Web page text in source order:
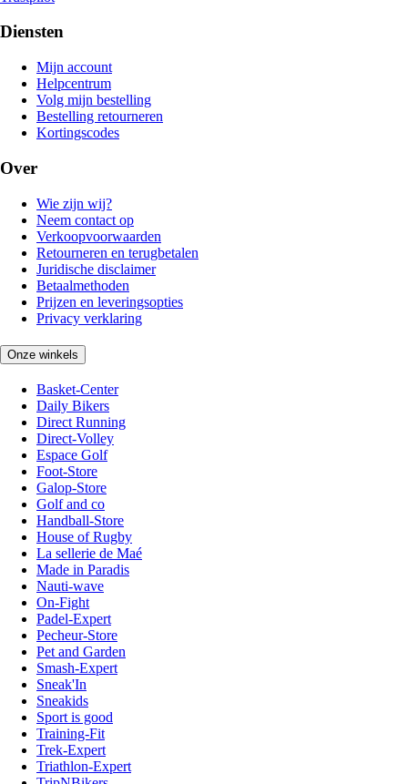
Diensten
Mijn account
Helpcentrum
Volg mijn bestelling
Bestelling retourneren
Kortingscodes
Over
Wie zijn wij?
Neem contact op
Verkoopvoorwaarden
Retourneren en terugbetalen
Juridische disclaimer
Betaalmethoden
Prijzen en leveringsopties
Privacy verklaring
Onze winkels
Basket-Center
Daily Bikers
Direct Running
Direct-Volley
Espace Golf
Foot-Store
Galop-Store
Golf and co
Handball-Store
House of Rugby
La sellerie de Maé
Made in Paradis
Nauti-wave
On-Fight
Padel-Expert
Pecheur-Store
Pet and Garden
Smash-Expert
Sneak'In
Sneakids
Sport is good
Training-Fit
Trek-Expert
Triathlon-Expert